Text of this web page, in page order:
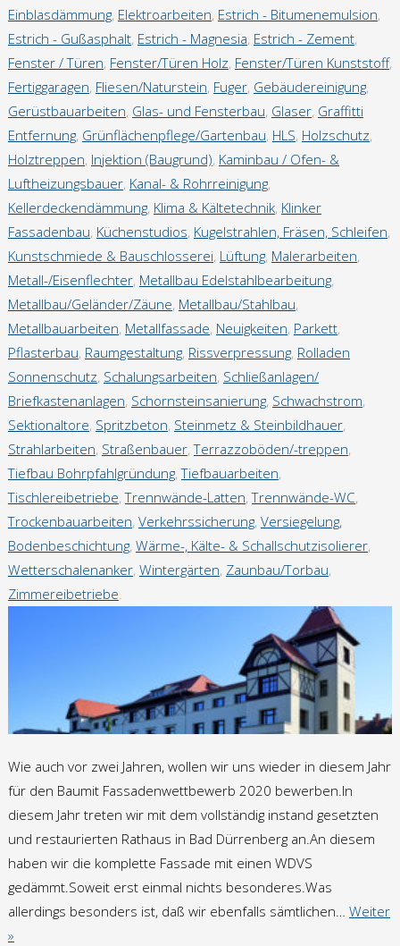
Ausbildung
Ausschreibungen
Vermietung
Referenzen
Referenzen Putzarbeiten
Referenzen WDVS
Referenzen Maurerarbeiten/Komplextätigkeiten
Referenzen Einfamilienhäuser/Mietshäuser
Kontakt
Datenschutzerklärung
Impressum
Einblasdämmung, Elektroarbeiten, Estrich - Bitumenemulsion,
Estrich - Gußasphalt, Estrich - Magnesia, Estrich - Zement,
Fenster / Türen, Fenster/Türen Holz, Fenster/Türen Kunststoff,
Fertiggaragen, Fliesen/Naturstein, Fuger, Gebäudereinigung,
Gerüstbauarbeiten, Glas- und Fensterbau, Glaser, Graffitti
Entfernung, Grünflächenpflege/Gartenbau, HLS, Holzschutz,
Holztreppen, Injektion (Baugrund), Kaminbau / Ofen- &
Luftheizungsbauer, Kanal- & Rohrreinigung,
Kellerdeckendämmung, Klima & Kältetechnik, Klinker
Fassadenbau, Küchenstudios, Kugelstrahlen, Fräsen, Schleifen,
Kunstschmiede & Bauschlosserei, Lüftung, Malerarbeiten,
Metall-/Eisenflechter, Metallbau Edelstahlbearbeitung,
Metallbau/Geländer/Zäune, Metallbau/Stahlbau,
Metallbauarbeiten, Metallfassade, Neuigkeiten, Parkett,
Pflasterbau, Raumgestaltung, Rissverpressung, Rolladen
Sonnenschutz, Schalungsarbeiten, Schließanlagen/
Briefkastenanlagen, Schornsteinsanierung, Schwachstrom,
Sektionaltore, Spritzbeton, Steinmetz & Steinbildhauer,
Strahlarbeiten, Straßenbauer,Terrazzoböden/-treppen,
Tiefbau Bohrpfahlgründung,Tiefbauarbeiten,
Tischlereibetriebe,Trennwände-Latten,Trennwände-WC,
Trockenbauarbeiten, Verkehrssicherung, Versiegelung,
Bodenbeschichtung, Wärme-, Kälte- & Schallschutzisolierer,
Wetterschalenanker, Wintergärten, Zaunbau/Torbau,
Zimmereibetriebe
Wie auch vor zwei Jahren, wollen wir uns wieder in diesem Jahr
für den Baumit Fassadenwettbewerb 2020 bewerben.In
diesem Jahr treten wir mit dem vollständig instand gesetzten
und restaurierten Rathaus in Bad Dürrenberg an.An diesem
haben wir die komplette Fassade mit einen WDVS
gedämmt.Soweit erst einmal nichts besonderes.Was
allerdings besonders ist, daß wir ebenfalls sämtlichen… Weiter
»